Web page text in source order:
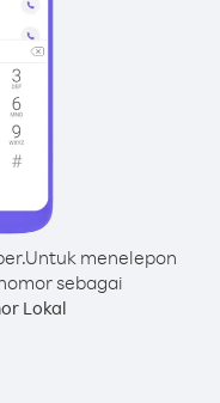
Untuk menelepon
sebagai
Lokal